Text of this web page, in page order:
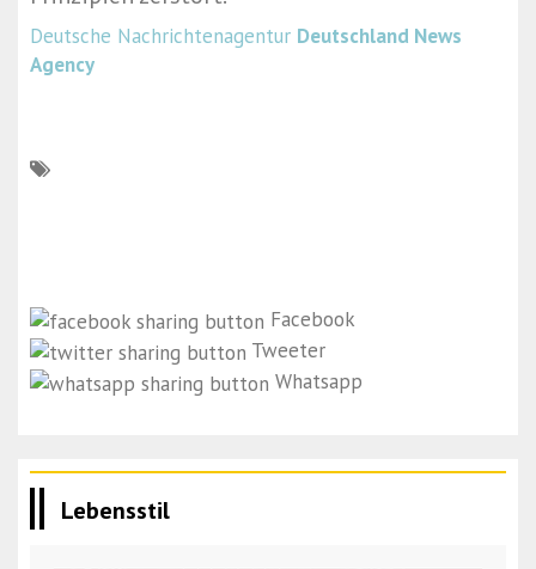
Deutsche Nachrichtenagentur Deutschland News
Agency
Facebook
Tweeter
Whatsapp
Lebensstil